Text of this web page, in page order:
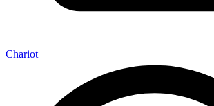
Chariot